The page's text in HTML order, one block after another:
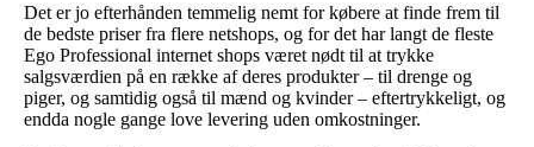
Det er jo efterhånden temmelig nemt for købere at finde frem til
de bedste priser fra flere netshops, og for det har langt de fleste
Ego Professional internet shops været nødt til at trykke
salgsværdien på en række af deres produkter – til drenge og
piger, og samtidig også til mænd og kvinder – eftertrykkeligt, og
endda nogle gange love levering uden omkostninger.